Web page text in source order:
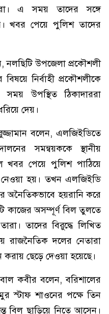
এ সময় তাদের সঙ্গে
খবর পেয়ে পুলিশ তাদের
নলছিটি উপজেলা প্রকৌশলী
নির্বাহী প্রকৌশলীকে
সময় উপস্থিত ঠিকাদাররা
দেয়।
বলেন, এলজিইডিতে
সমন্বয়ককে স্থানীয়
খবর পেয়ে পুলিশ পাঠিয়ে
হয়। তখন এলজিইডি
অনৈতিকভাবে হয়রানি করে
অসম্পূর্ণ বিল তুলতে
তাদের বিরুদ্ধে লিখিত
রাজনৈতিক দলের নেতারা
করায় ছেড়ে দেওয়া হয়েছে।
কবীর বলেন, বরিশালের
স্টাফ শাওনের পক্ষে তিন
বিল ছাড়িয়ে নিতে আসেন।